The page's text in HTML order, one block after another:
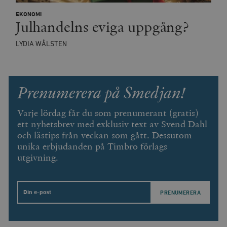
EKONOMI
Julhandelns eviga uppgång?
LYDIA WÅLSTEN
Prenumerera på Smedjan!
Varje lördag får du som prenumerant (gratis)
ett nyhetsbrev med exklusiv text av Svend Dahl
och lästips från veckan som gått. Dessutom
unika erbjudanden på Timbro förlags
utgivning.
Email
__cf_bm
Cloudflare
_hjAbsoluteSessionInProgress
Hotjar Ltd